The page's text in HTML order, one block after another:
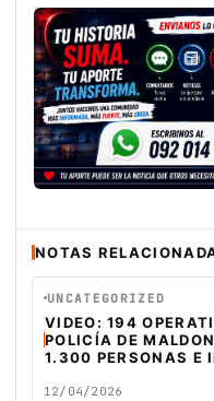
NOTAS
UNCATEGORIZED
VIDEO: 194
POLICÍA DE
1.300 PERSONAS E
12/04/2026